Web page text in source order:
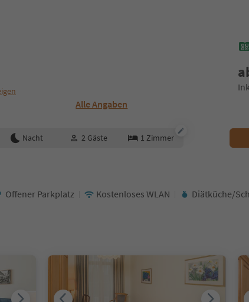
Alle Angaben
Nacht 2 Gäste 1 Zimmer
Offener Parkplatz Kostenloses WLAN Diätküche/